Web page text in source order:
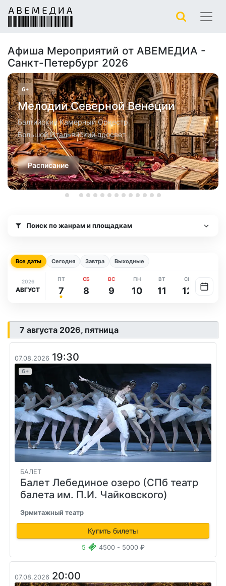
Афиша Мероприятий от АВЕМЕДИА -
Санкт-Петербург 2026
6+
Мелодии Северной Венеции
Балтийский Камерный Оркестр
Большой Итальянский просвет
Расписание
Поиск по жанрам и площадкам
Все даты Сегодня Завтра Выходные
2026
АВГУСТ
ПТ
7
СБ
8
ВС
9
ПН
10
ВТ
11
СР
12 13
7 августа 2026, пятница
07.08.2026 19:30
6+
БАЛЕТ
Балет Лебединое озеро (СПб театр
балета им. П.И. Чайковского)
Эрмитажный театр
Купить билеты
5 4500 - 5000 ₽
07.08.2026 20:00